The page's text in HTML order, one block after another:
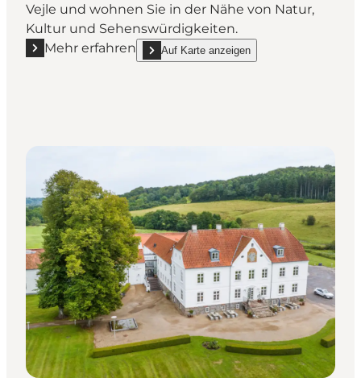
Vejle und wohnen Sie in der Nähe von Natur,
Kultur und Sehenswürdigkeiten.
Mehr erfahren
Mehr erfahren "Danhostel Vejle"
Auf Karte anzeigen
show Danhostel Vejle on_map